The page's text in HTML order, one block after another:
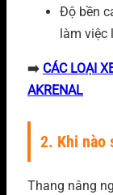
Độ bền
làm
➡️ CÁC LOẠI
AKRENAL
2. Khi nào
Thang nâng